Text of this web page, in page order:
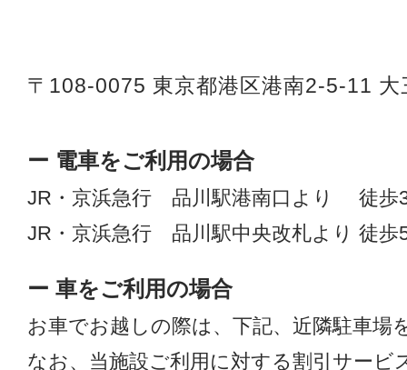
〒108-0075 東京都港区港南2-5-11
ー 電車をご利用の場合
JR・京浜急行 品川駅港南口より 徒歩
JR・京浜急行 品川駅中央改札より 徒歩
ー 車をご利用の場合
お車でお越しの際は、下記、近隣駐車場
なお、当施設ご利用に対する割引サービ